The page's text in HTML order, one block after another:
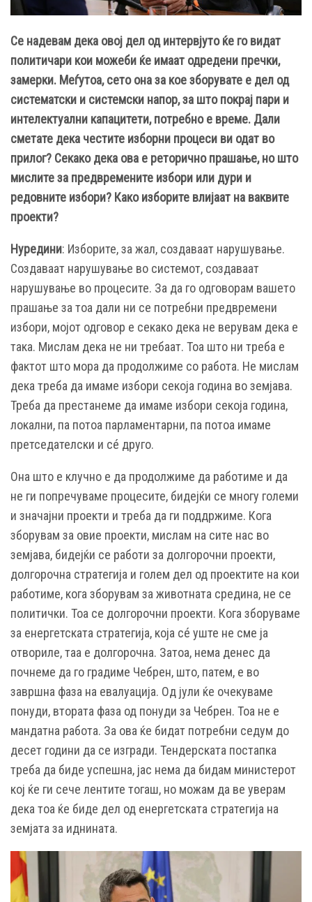
Се надевам дека овој дел од интервјуто ќе го видат
политичари кои можеби ќе имаат одредени пречки,
замерки. Меѓутоа, сето она за кое зборувате е дел од
систематски и системски напор, за што покрај пари и
интелектуални капацитети, потребно е време. Дали
сметате дека честите изборни процеси ви одат во
прилог? Секако дека ова е реторично прашање, но што
мислите за предвремените избори или дури и
редовните избори? Како изборите влијаат на ваквите
проекти?
Нуредини: Изборите, за жал, создаваат нарушување.
Создаваат нарушување во системот, создаваат
нарушување во процесите. За да го одговорам вашето
прашање за тоа дали ни се потребни предвремени
избори, мојот одговор е секако дека не верувам дека е
така. Мислам дека не ни требаат. Тоа што ни треба е
фактот што мора да продолжиме со работа. Не мислам
дека треба да имаме избори секоја година во земјава.
Треба да престанеме да имаме избори секоја година,
локални, па потоа парламентарни, па потоа имаме
претседателски и сé друго.
Она што е клучно е да продолжиме да работиме и да
не ги попречуваме процесите, бидејќи се многу големи
и значајни проекти и треба да ги поддржиме. Кога
зборувам за овие проекти, мислам на сите нас во
земјава, бидејќи се работи за долгорочни проекти,
долгорочна стратегија и голем дел од проектите на кои
работиме, кога зборувам за животната средина, не се
политички. Тоа се долгорочни проекти. Кога зборуваме
за енергетската стратегија, која сé уште не сме ја
отвориле, таа е долгорочна. Затоа, нема денес да
почнеме да го градиме Чебрен, што, патем, е во
завршна фаза на евалуација. Од јули ќе очекуваме
понуди, втората фаза од понуди за Чебрен. Тоа не е
мандатна работа. За ова ќе бидат потребни седум до
десет години да се изгради. Тендерската постапка
треба да биде успешна, јас нема да бидам министерот
кој ќе ги сече лентите тогаш, но можам да ве уверам
дека тоа ќе биде дел од енергетската стратегија на
земјата за иднината.